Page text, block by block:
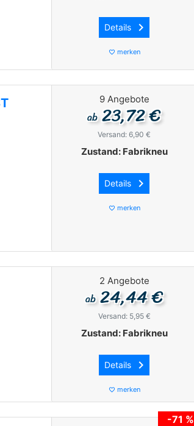
Details keyboard_arrow_right
favorite_border merken
9 Angebote
ab23,72 €
Versand: 6,90 €
Zustand: Fabrikneu
Details keyboard_arrow_right
favorite_border merken
2 Angebote
ab24,44 €
Versand: 5,95 €
Zustand: Fabrikneu
Details keyboard_arrow_right
favorite_border merken
-71 %